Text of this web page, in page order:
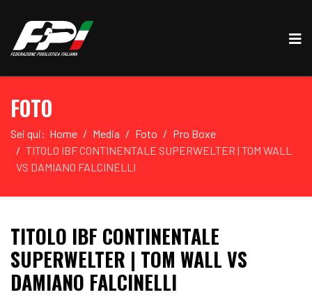
FOTO
Sei qui: Home Media Foto
Pro Boxe
TITOLO IBF CONTINENTALE SUPERWELTER | TOM WALL
VS DAMIANO FALCINELLI
TITOLO IBF CONTINENTALE
SUPERWELTER | TOM WALL VS
DAMIANO FALCINELLI